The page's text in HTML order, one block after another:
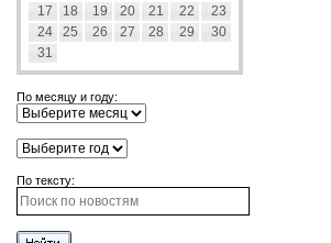
17
18 19 20 21 22
23
24
25 26 27 28 29
30
31
По месяцу и году:
По тексту: